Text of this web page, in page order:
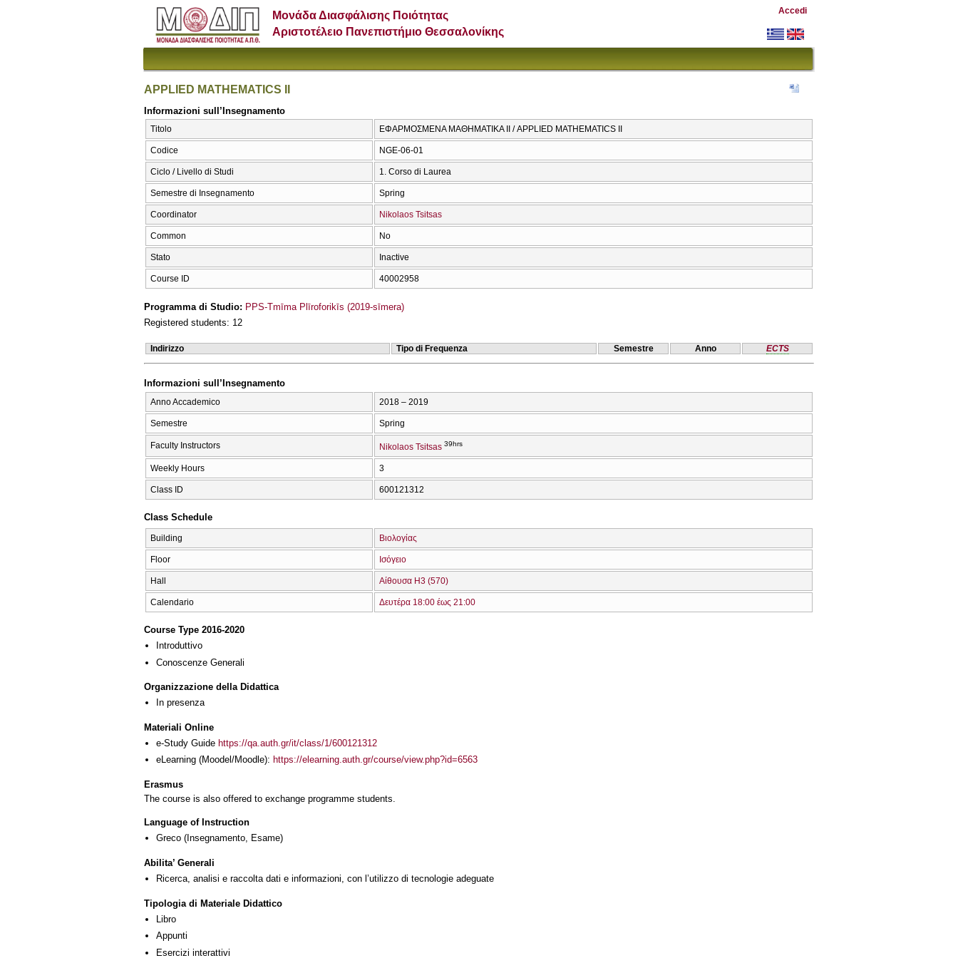
Μονάδα Διασφάλισης Ποιότητας
Αριστοτέλειο Πανεπιστήμιο Θεσσαλονίκης
Accedi
APPLIED MATHEMATICS II
Informazioni sull’Insegnamento
Titolo ΕΦΑΡΜΟΣΜΕΝΑ ΜΑΘΗΜΑΤΙΚΑ ΙΙ / APPLIED MATHEMATICS II
Codice NGE-06-01
Ciclo / Livello di Studi 1. Corso di Laurea
Semestre di Insegnamento Spring
Coordinator Nikolaos Tsitsas
Common No
Stato Inactive
Course ID 40002958
Programma di Studio: PPS-Tmīma Plīroforikīs (2019-sīmera)
Registered students: 12
Indirizzo Tipo di Frequenza Semestre Anno ECTS
Informazioni sull’Insegnamento
Anno Accademico 2018 – 2019
Semestre Spring
Faculty Instructors Nikolaos Tsitsas 39hrs
Weekly Hours 3
Class ID 600121312
Class Schedule
Building Βιολογίας
Floor Ισόγειο
Hall Αίθουσα Η3 (570)
Calendario Δευτέρα 18:00 έως 21:00
Course Type 2016-2020
Introduttivo
Conoscenze Generali
Organizzazione della Didattica
In presenza
Materiali Online
e-Study Guide https://qa.auth.gr/it/class/1/600121312
eLearning (Moodel/Moodle): https://elearning.auth.gr/course/view.php?id=6563
Erasmus
The course is also offered to exchange programme students.
Language of Instruction
Greco (Insegnamento, Esame)
Abilita’ Generali
Ricerca, analisi e raccolta dati e informazioni, con l’utilizzo di tecnologie adeguate
Tipologia di Materiale Didattico
Libro
Appunti
Esercizi interattivi